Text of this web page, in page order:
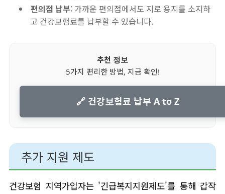
편의점 납부: 가까운 편의점에서도 지로 용지를 소지하
고 건강보험료를 납부할 수 있습니다.
추천 정보
5가지 편리한 방법, 지금 확인!
🔗 건강보험료 납부 A to Z
추가 지원 제도
건강보험 지역가입자는 '긴급복지지원제도'를 통해 갑작